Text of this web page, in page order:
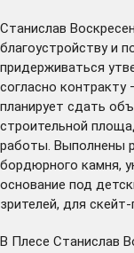
Станислав
благоустройству и
придерживаться
согласно контракту
планирует сдать
строительной
работы. Выполнены
бордюрного камня,
основание под
зрителей, для
В Плесе Станислав